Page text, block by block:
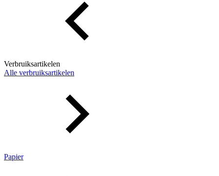
Verbruiksartikelen
Alle verbruiksartikelen
Papier